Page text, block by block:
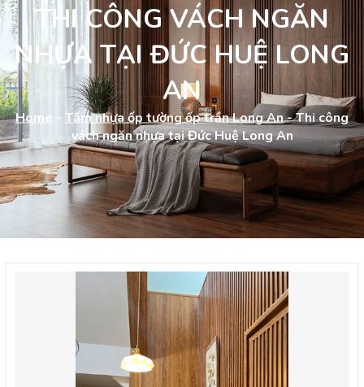
THI CÔNG VÁCH NGĂN
NHỰA TẠI ĐỨC HUỆ LONG
AN
Home - Tấm nhựa ốp tường ốp trần Long An-Thi công
vách ngăn nhựa tại Đức Huệ Long An